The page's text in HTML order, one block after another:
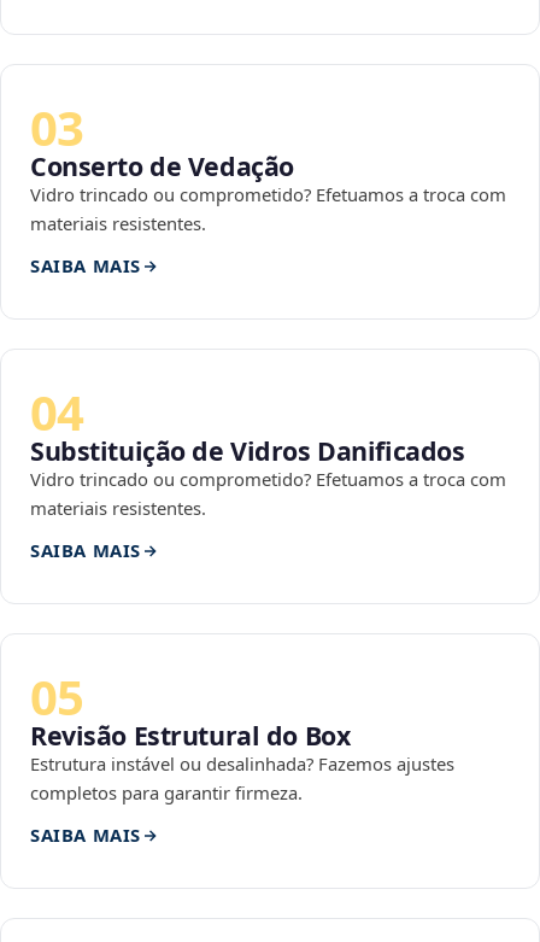
03
Conserto de Vedação
Vidro trincado ou comprometido? Efetuamos a troca com
materiais resistentes.
SAIBA MAIS
04
Substituição de Vidros Danificados
Vidro trincado ou comprometido? Efetuamos a troca com
materiais resistentes.
SAIBA MAIS
05
Revisão Estrutural do Box
Estrutura instável ou desalinhada? Fazemos ajustes
completos para garantir firmeza.
SAIBA MAIS